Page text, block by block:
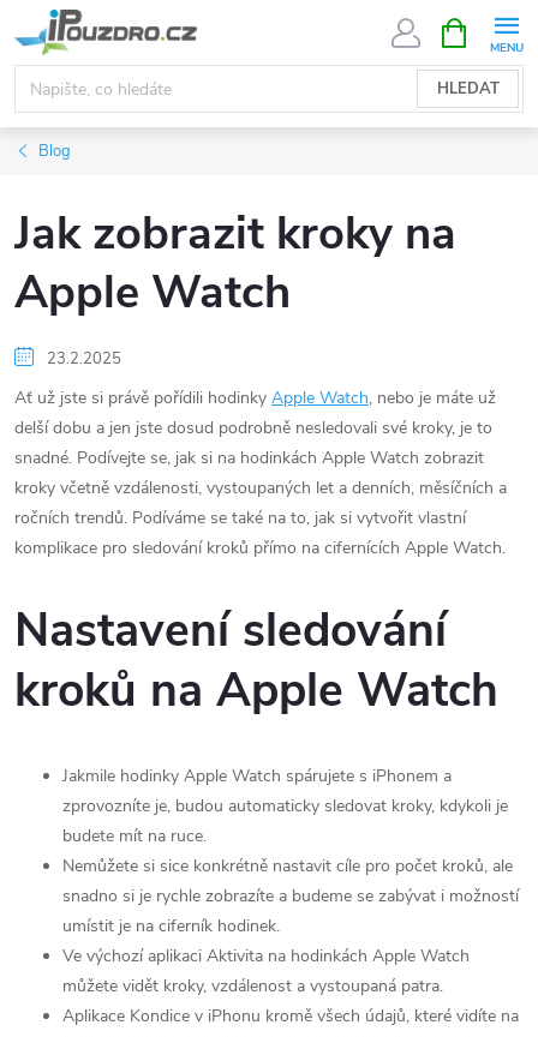
na
obsah
HLEDAT
NÁKUPNÍ
KOŠÍK
Blog
Jak zobrazit kroky na
Apple Watch
23.2.2025
Ať už jste si právě pořídili hodinky Apple Watch, nebo je máte už
delší dobu a jen jste dosud podrobně nesledovali své kroky, je to
snadné. Podívejte se, jak si na hodinkách Apple Watch zobrazit
kroky včetně vzdálenosti, vystoupaných let a denních, měsíčních a
ročních trendů. Podíváme se také na to, jak si vytvořit vlastní
komplikace pro sledování kroků přímo na cifernících Apple Watch.
Nastavení sledování
kroků na Apple Watch
Jakmile hodinky Apple Watch spárujete s iPhonem a
zprovozníte je, budou automaticky sledovat kroky, kdykoli je
budete mít na ruce.
Nemůžete si sice konkrétně nastavit cíle pro počet kroků, ale
snadno si je rychle zobrazíte a budeme se zabývat i možností
umístit je na ciferník hodinek.
Ve výchozí aplikaci Aktivita na hodinkách Apple Watch
můžete vidět kroky, vzdálenost a vystoupaná patra.
Aplikace Kondice v iPhonu kromě všech údajů, které vidíte na